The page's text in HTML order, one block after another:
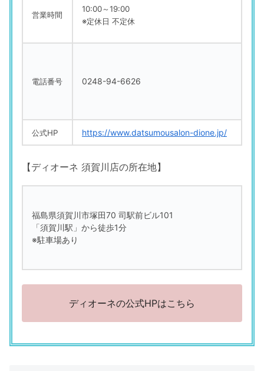
営業時間
10:00～19:00
※定休日 不定休
電話番号 0248-94-6626
公式HP https://www.datsumousalon-dione.jp/
【ディオーネ 須賀川店の所在地】
福島県須賀川市塚田70 司駅前ビル101
「須賀川駅」から徒歩1分
※駐車場あり
ディオーネの公式HPはこちら